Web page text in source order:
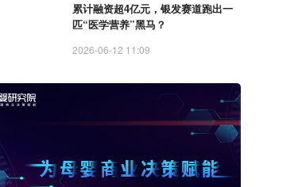
累计融资超4亿元，银发赛道跑出一
匹“医学营养”黑马？
2026-06-12 11:09